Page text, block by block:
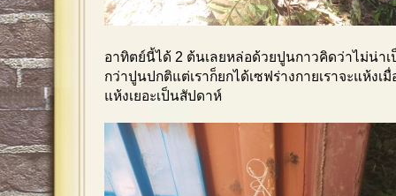
อาทิตย์นี้ได้ 2 ต้นเลยหล่อด้วยปูนกาวคิดว่าไม่น่าเ
กว่าปูนปกติแต่เราก็ยกได้เซฟร่างกายเราจะแห้งเ
แห้งเยอะเป็นสัปดาห์